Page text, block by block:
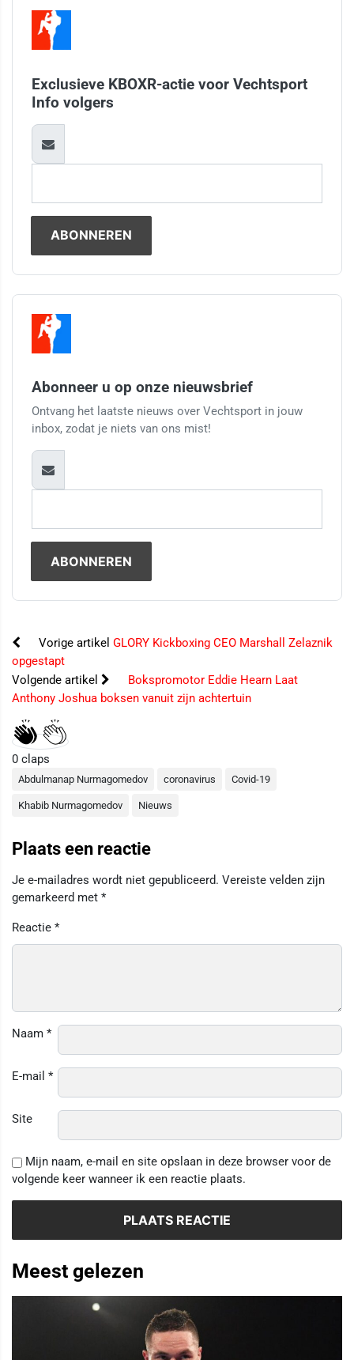
Exclusieve KBOXR-actie voor Vechtsport
Info volgers
Abonneer u op onze nieuwsbrief
Ontvang het laatste nieuws over Vechtsport in jouw
inbox, zodat je niets van ons mist!
Vorige artikel GLORY Kickboxing CEO Marshall Zelaznik
opgestapt
Volgende artikel
Bokspromotor Eddie Hearn Laat
Anthony Joshua boksen vanuit zijn achtertuin
0 claps
Abdulmanap Nurmagomedov coronavirus Covid-19
Khabib Nurmagomedov Nieuws
Plaats een reactie
Je e-mailadres wordt niet gepubliceerd. Vereiste velden zijn
gemarkeerd met *
Reactie *
Naam *
E-mail *
Site
Mijn naam, e-mail en site opslaan in deze browser voor de
volgende keer wanneer ik een reactie plaats.
Meest gelezen